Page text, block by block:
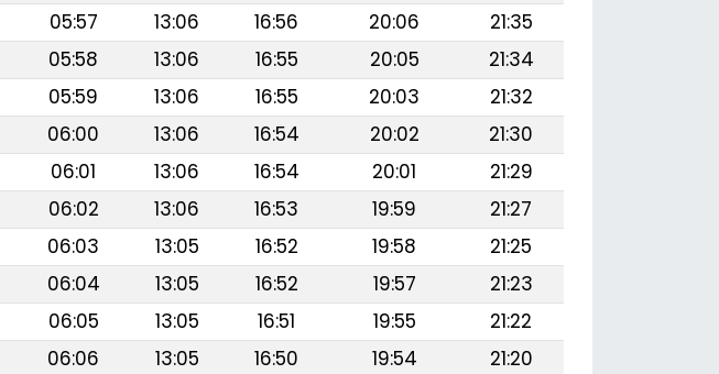
05:57 13:06 16:56 20:06
21:35
05:58 13:06 16:55 20:05
21:34
05:59 13:06 16:55 20:03
21:32
06:00 13:06 16:54 20:02
21:30
06:01 13:06 16:54 20:01
21:29
06:02 13:06 16:53 19:59
21:27
06:03 13:05 16:52 19:58
21:25
06:04 13:05 16:52 19:57
21:23
06:05 13:05 16:51 19:55
21:22
06:06 13:05 16:50 19:54
21:20